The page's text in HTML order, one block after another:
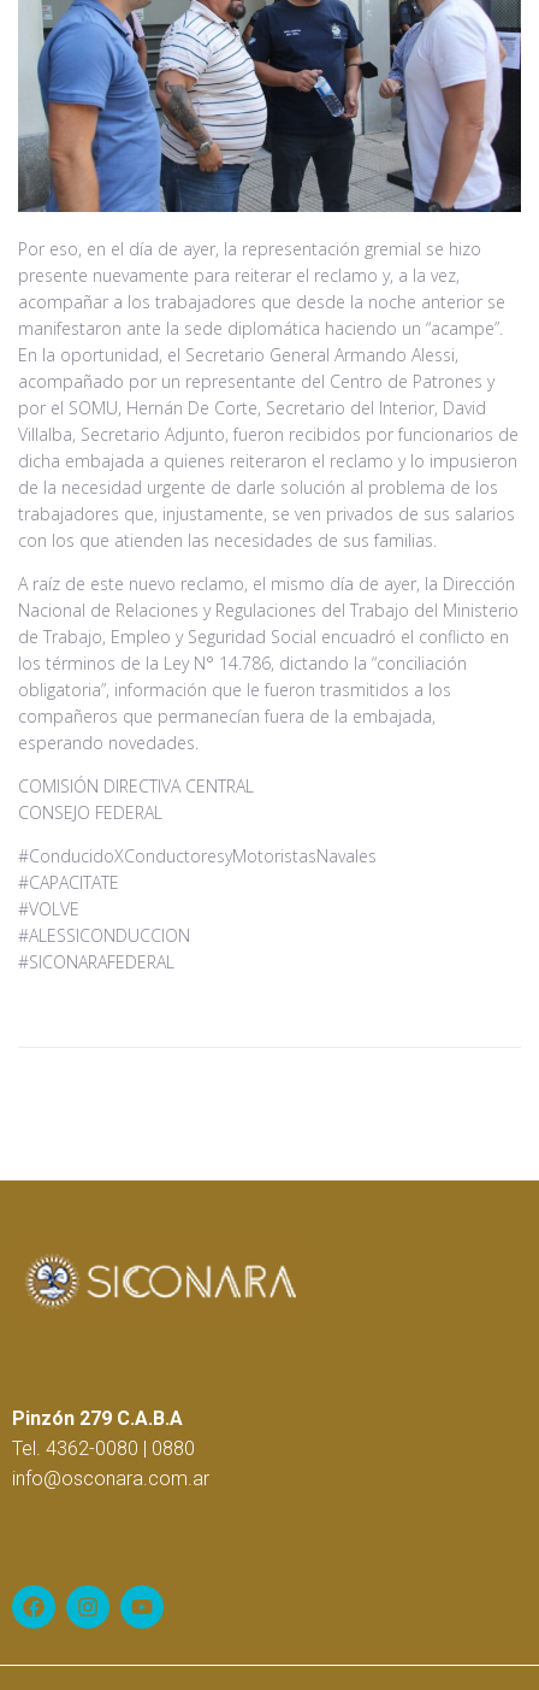
Por eso, en el día de ayer, la representación gremial se hizo
presente nuevamente para reiterar el reclamo y, a la vez,
acompañar a los trabajadores que desde la noche anterior se
manifestaron ante la sede diplomática haciendo un “acampe”.
En la oportunidad, el Secretario General Armando Alessi,
acompañado por un representante del Centro de Patrones y
por el SOMU, Hernán De Corte, Secretario del Interior, David
Villalba, Secretario Adjunto, fueron recibidos por funcionarios de
dicha embajada a quienes reiteraron el reclamo y lo impusieron
de la necesidad urgente de darle solución al problema de los
trabajadores que, injustamente, se ven privados de sus salarios
con los que atienden las necesidades de sus familias.
A raíz de este nuevo reclamo, el mismo día de ayer, la Dirección
Nacional de Relaciones y Regulaciones del Trabajo del Ministerio
de Trabajo, Empleo y Seguridad Social encuadró el conflicto en
los términos de la Ley N° 14.786, dictando la “conciliación
obligatoria”, información que le fueron trasmitidos a los
compañeros que permanecían fuera de la embajada,
esperando novedades.
COMISIÓN DIRECTIVA CENTRAL
CONSEJO FEDERAL
#ConducidoXConductoresyMotoristasNavales
#CAPACITATE
#VOLVE
#ALESSICONDUCCION
#SICONARAFEDERAL
Pinzón 279 C.A.B.A
Tel. 4362-0080 | 0880
info@osconara.com.ar